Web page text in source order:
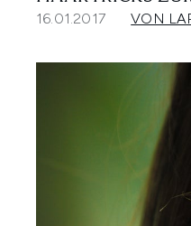
16.01.2017 VON